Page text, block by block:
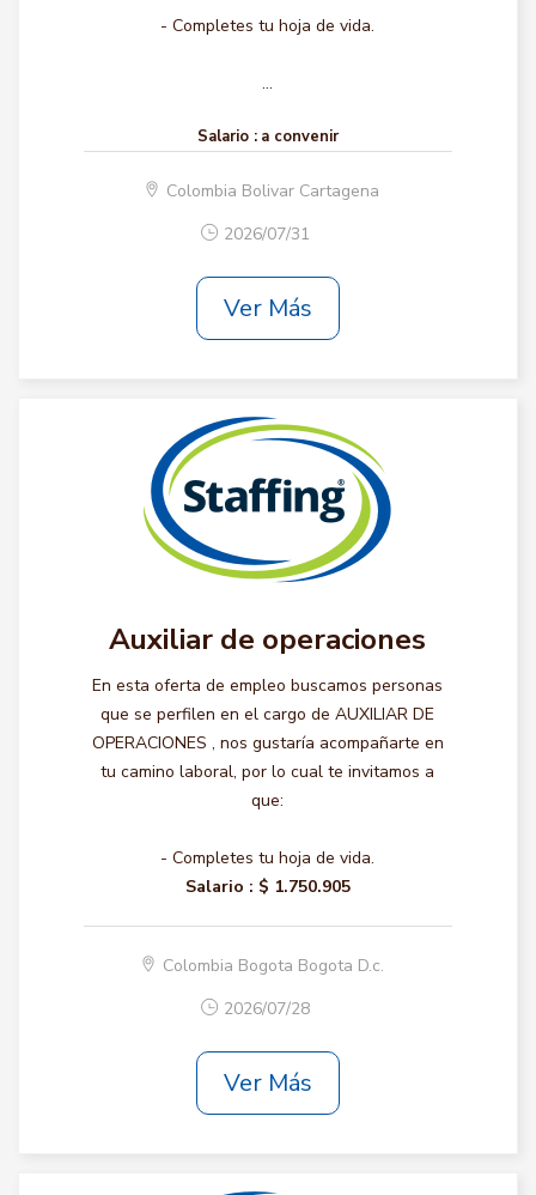
- Completes tu hoja de vida.
...
Salario : a convenir
Colombia Bolivar Cartagena
2026/07/31
Ver Más
Auxiliar de operaciones
En esta oferta de empleo buscamos personas
que se perfilen en el cargo de AUXILIAR DE
OPERACIONES , nos gustaría acompañarte en
tu camino laboral, por lo cual te invitamos a
que:
- Completes tu hoja de vida.
Salario : $ 1.750.905
Colombia Bogota Bogota D.c.
2026/07/28
Ver Más